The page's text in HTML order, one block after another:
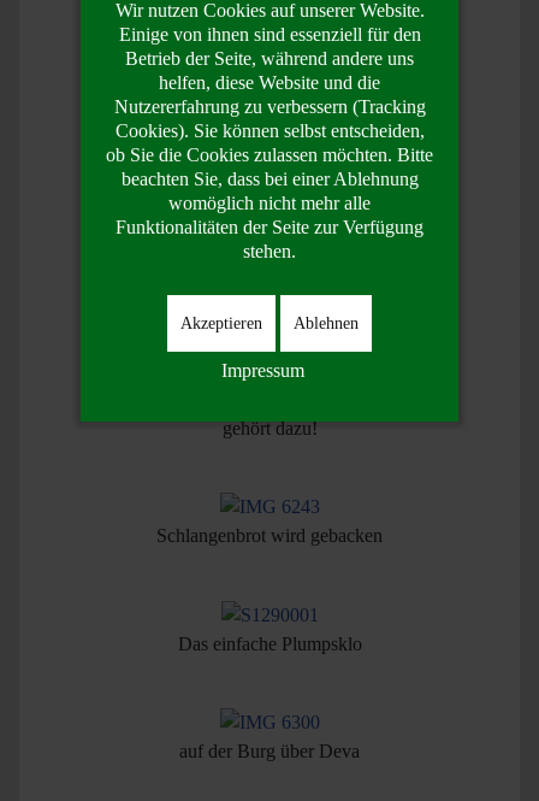
alle helfen mit
Lorenz kocht als
Gastkoch
Morgenessen
gehört dazu!
Schlangenbrot wird gebacken
Das einfache Plumpsklo
auf der Burg über Deva
Wir nutzen Cookies auf unserer Website.
Einige von ihnen sind essenziell für den
Betrieb der Seite, während andere uns
helfen, diese Website und die
Nutzererfahrung zu verbessern (Tracking
Cookies). Sie können selbst entscheiden,
ob Sie die Cookies zulassen möchten. Bitte
beachten Sie, dass bei einer Ablehnung
womöglich nicht mehr alle
Funktionalitäten der Seite zur Verfügung
stehen.
Akzeptieren Ablehnen
Impressum